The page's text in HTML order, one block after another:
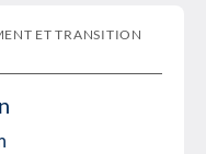
ET TRANSITION